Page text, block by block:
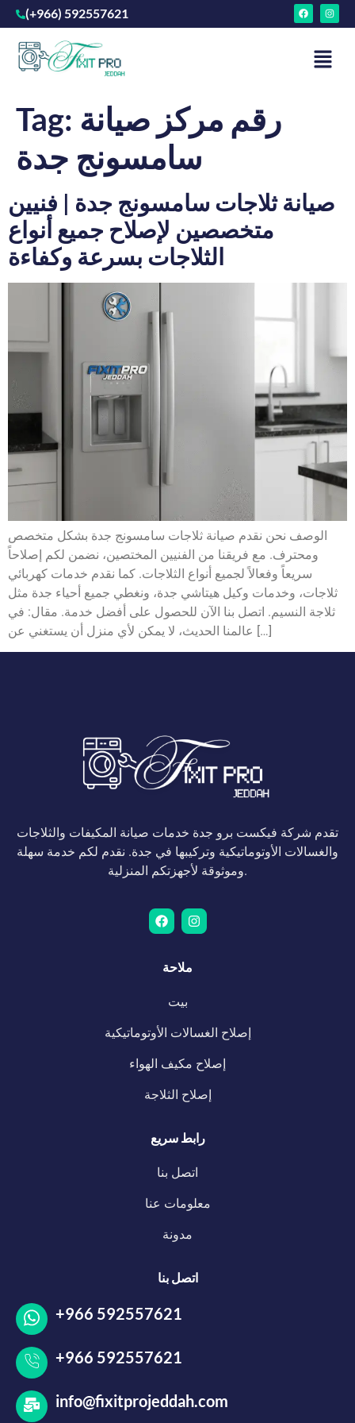
(+966) 592557621
Tag: رقم مركز صيانة
سامسونج جدة
صيانة ثلاجات سامسونج جدة | فنيين
متخصصين لإصلاح جميع أنواع
الثلاجات بسرعة وكفاءة
الوصف نحن نقدم صيانة ثلاجات سامسونج جدة بشكل متخصص
ومحترف. مع فريقنا من الفنيين المختصين، نضمن لكم إصلاحاً
سريعاً وفعالاً لجميع أنواع الثلاجات. كما نقدم خدمات كهربائي
ثلاجات، وخدمات وكيل هيتاشي جدة، ونغطي جميع أحياء جدة مثل
ثلاجة النسيم. اتصل بنا الآن للحصول على أفضل خدمة. مقال: في
عالمنا الحديث، لا يمكن لأي منزل أن يستغني عن […]
تقدم شركة فيكست برو جدة خدمات صيانة المكيفات والثلاجات
والغسالات الأوتوماتيكية وتركيبها في جدة. نقدم لكم خدمة سهلة
وموثوقة لأجهزتكم المنزلية.
ملاحة
بيت
إصلاح الغسالات الأوتوماتيكية
إصلاح مكيف الهواء
إصلاح الثلاجة
رابط سريع
اتصل بنا
معلومات عنا
مدونة
اتصل بنا
+966 592557621
+966 592557621
info@fixitprojeddah.com